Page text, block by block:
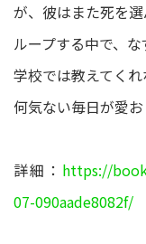
が、彼はまた死を選
ループする中で、
学校では教えてく
何気ない毎日が愛
詳細： https://
07-090aade8082f/